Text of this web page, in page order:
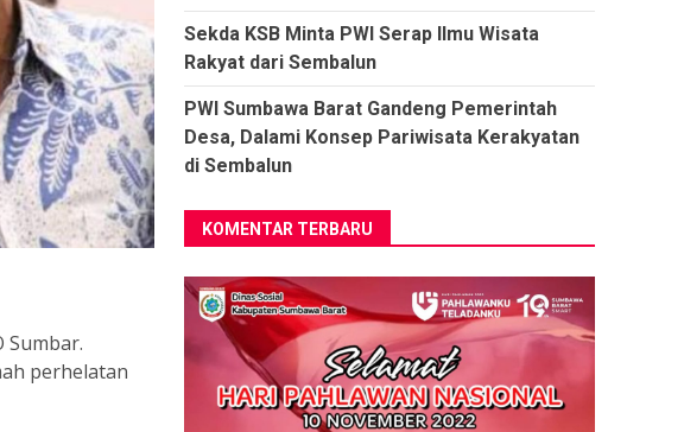
Sumbar.
perhelatan
Sekda KSB Minta PWI Serap Ilmu Wisata
Rakyat dari Sembalun
PWI Sumbawa Barat Gandeng Pemerintah
Desa, Dalami Konsep Pariwisata Kerakyatan
di Sembalun
KOMENTAR TERBARU